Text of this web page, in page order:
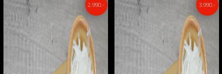
2.990.- 3.990.-